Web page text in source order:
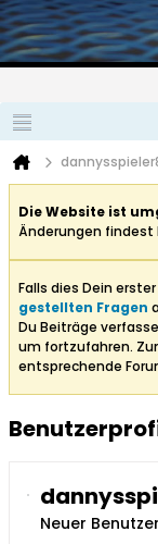
Die Website ist
Änderungen findest
Falls dies Dein
gestellten Fragen
Du Beiträge
um fortzufahren.
entsprechende
Neuer Benutzer